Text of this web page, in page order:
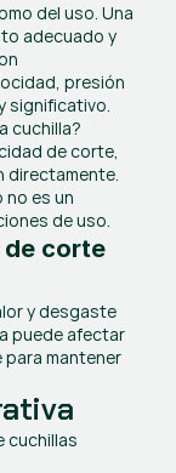
del uso. Una
adecuado y
presión
significativo.
cuchilla?
de corte,
directamente.
es un
de uso.
corte
y desgaste
puede afectar
para mantener
cuchillas